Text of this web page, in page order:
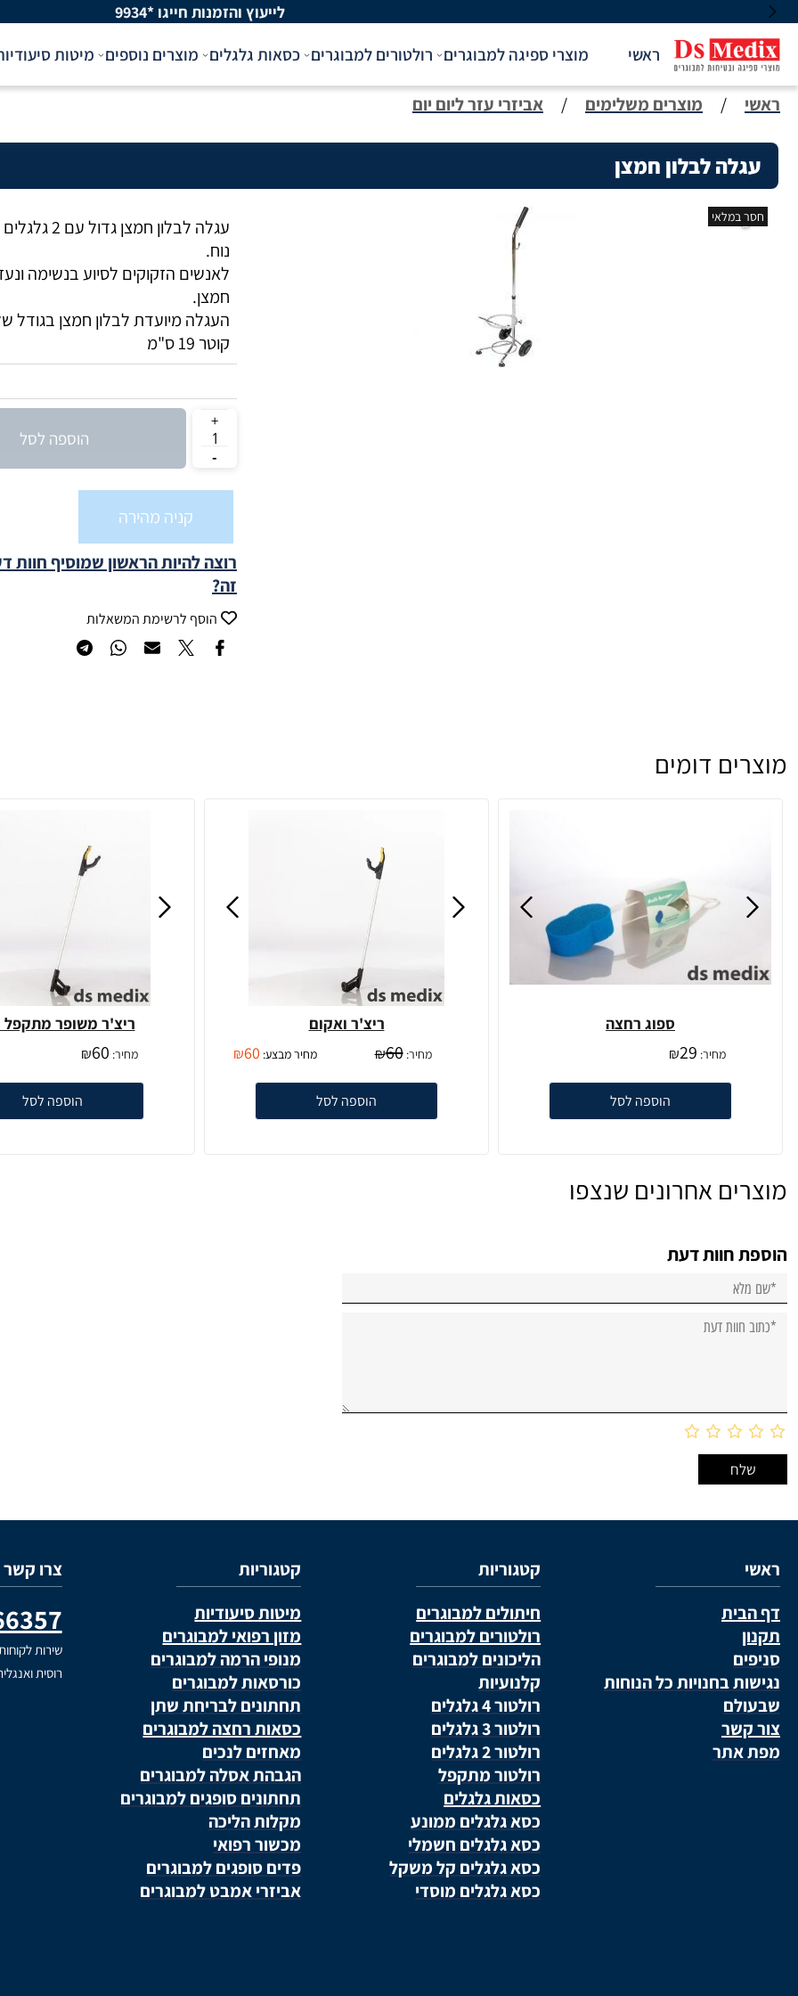
לייעוץ והזמנות חייגו *9934
ראשי מוצרי ספיגה למבוגרים רולטורים למבוגרים כסאות גלגלים מוצרים נוספים מיטות
ראשי / מוצרים משלימים / אביזרי עזר ליום יום
עגלה לבלון חמצן
חסר במלאי
עגלה לבלון חמצן
נוח.
לאנשים הזקוקים לסיוע בנשימה
חמצן.
קוטר 19 ס"מ
הוספה לסל
קניה מהירה
רוצה להיות הראשון שמוסיף חוות
זה?
הוסף לרשימת המשאלות
מוצרים דומים
ספוג רחצה
מחיר: ₪29
הוספה לסל
ריצ'ר ואקום
מחיר: ₪60 מחיר מבצע: ₪60
הוספה לסל
ריצ'ר משופר מתקפל
מחיר: ₪60
הוספה לסל
מוצרים אחרונים שנצפו
הוספת חוות דעת
ראשי
דף הבית
תקנון
סניפים
נגישות בחנויות כל הנוחות
שבעולם
צור קשר
מפת אתר
קטגוריות
חיתולים למבוגרים
רולטורים למבוגרים
הליכונים למבוגרים
קלנועיות
רולטור 4 גלגלים
רולטור 3 גלגלים
רולטור 2 גלגלים
רולטור מתקפל
כסאות גלגלים
כסא גלגלים ממונע
כסא גלגלים חשמלי
כסא גלגלים קל משקל
כסא גלגלים מוסדי
קטגוריות
מיטות סיעודיות
מזון רפואי למבוגרים
מנופי הרמה למבוגרים
כורסאות למבוגרים
תחתונים לבריחת שתן
כסאות רחצה למבוגרים
מאחזים לנכים
הגבהת אסלה למבוגרים
תחתונים סופגים למבוגרים
מקלות הליכה
מכשור רפואי
פדים סופגים למבוגרים
אביזרי אמבט למבוגרים
צרו קשר
שירות
רוסית
5% הנחה על המוצרים באתר